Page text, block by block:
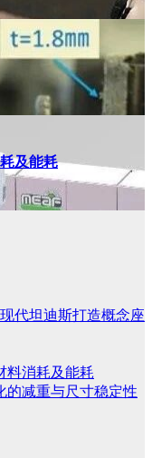
及能耗
代坦迪斯打造概念座
料消耗及能耗
的减重与尺寸稳定性